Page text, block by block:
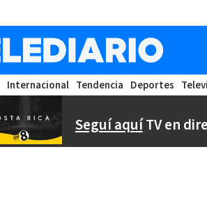
Internacional Tendencia Deportes
Seguí aquíTV en